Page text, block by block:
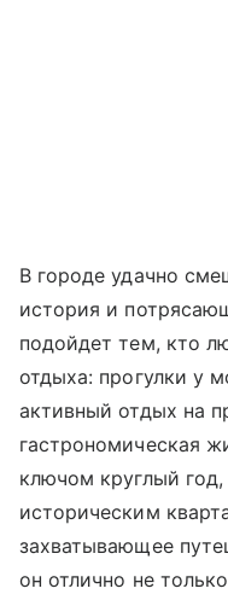
В городе удачно
история и
подойдет тем, кто
отдыха: прогулки у
активный отдых на
гастрономическая
ключом круглый
историческим
захватывающее
он отлично не